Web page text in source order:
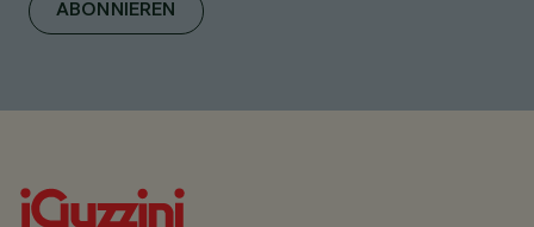
ABONNIEREN